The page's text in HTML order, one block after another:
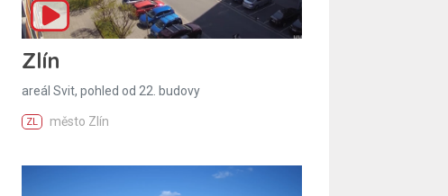
Zlín
areál Svit, pohled od 22. budovy
ZL město Zlín